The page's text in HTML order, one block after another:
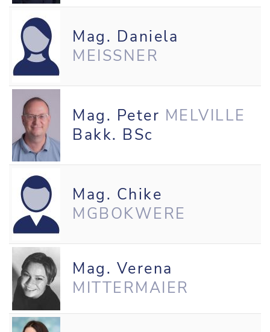
Mag. Daniela
MEISSNER
Mag. Peter MELVILLE
Bakk. BSc
Mag. Chike
MGBOKWERE
Mag. Verena
MITTERMAIER